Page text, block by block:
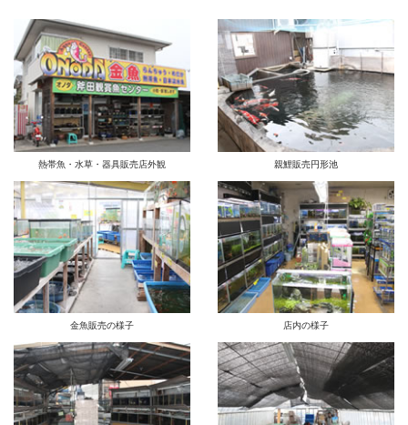
熱帯魚・水草・器具販売店外観 親鯉販売円形池
金魚販売の様子 店内の様子